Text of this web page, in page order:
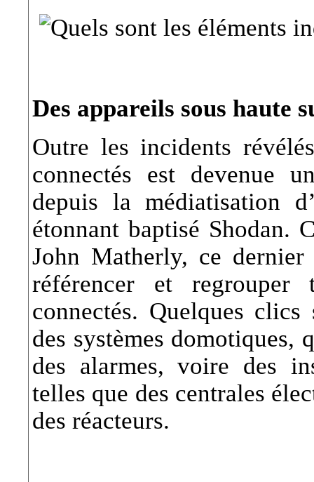
Des appareils sous haute
Outre les incidents
connectés est devenue
depuis la médiatisation
étonnant baptisé Shodan.
John Matherly, ce
référencer et
connectés. Quelques
des systèmes domotiques,
des alarmes, voire des
telles que des centrales
des réacteurs.